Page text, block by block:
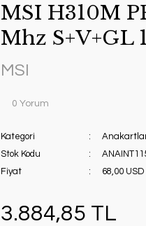
MSI H310M
Mhz S+V+GL
MSI
0 Yorum
Kategori
Stok Kodu
Fiyat
68,00
3.884,85 TL